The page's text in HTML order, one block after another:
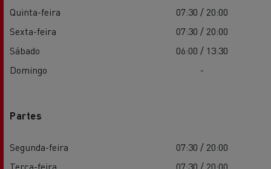
Quinta-feira
07:30 / 20:00
Sexta-feira
07:30 / 20:00
Sábado
06:00 / 13:30
Domingo
-
Partes
Segunda-feira
07:30 / 20:00
Terça-feira
07:30 / 20:00